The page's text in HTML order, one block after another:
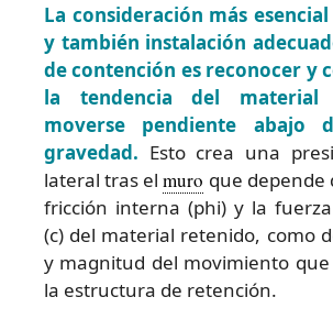
La consideración más
y también instalación
de contención es reconocer y
la tendencia del material
moverse pendiente abajo
gravedad. Esto crea una
lateral tras elmuro que depende
fricción interna (phi) y la
(c) del material retenido, como
y magnitud del movimiento
la estructura de retención.